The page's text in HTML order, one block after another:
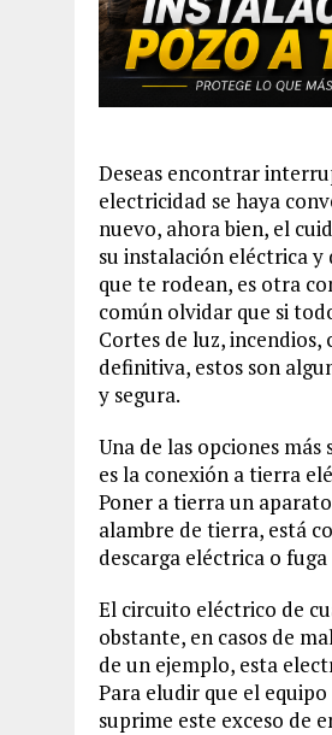
Deseas encontrar
electricidad se haya
nuevo, ahora bien, el
su instalación eléctrica
que te rodean, es otra
común olvidar que si
Cortes de luz,
definitiva, estos son
y segura.
Una de las opciones
es la conexión a tierra
Poner a tierra un
alambre de tierra, está
descarga eléctrica o
El circuito eléctrico de
obstante, en casos de
de un ejemplo, esta
Para eludir que el
suprime este exceso de